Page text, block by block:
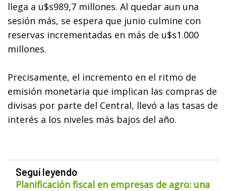
llega a u$s989,7 millones. Al quedar aun una
sesión más, se espera que junio culmine con
reservas incrementadas en más de u$s1.000
millones.
Precisamente, el incremento en el ritmo de
emisión monetaria que implican las compras de
divisas por parte del Central, llevó a las tasas de
interés a los niveles más bajos del año.
Seguí leyendo
Planificación fiscal en empresas de agro: una